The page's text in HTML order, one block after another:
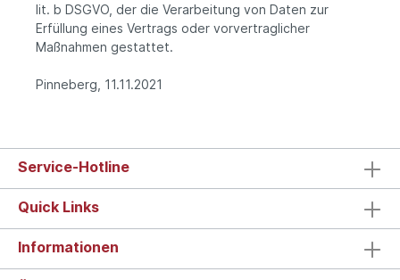
lit. b DSGVO, der die Verarbeitung von Daten zur
Erfüllung eines Vertrags oder vorvertraglicher
Maßnahmen gestattet.
Pinneberg, 11.11.2021
Service-Hotline
Quick Links
Informationen